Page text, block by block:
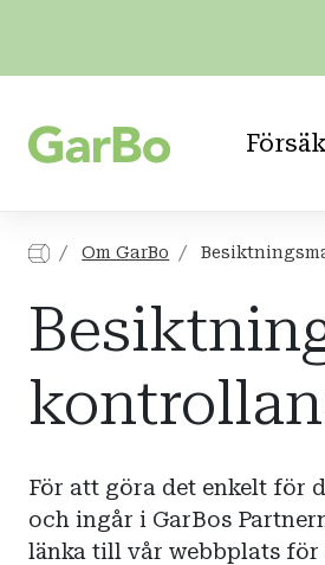
Om GarBo
För att göra det enkelt för
och ingår i GarBos
länka till vår webbplats